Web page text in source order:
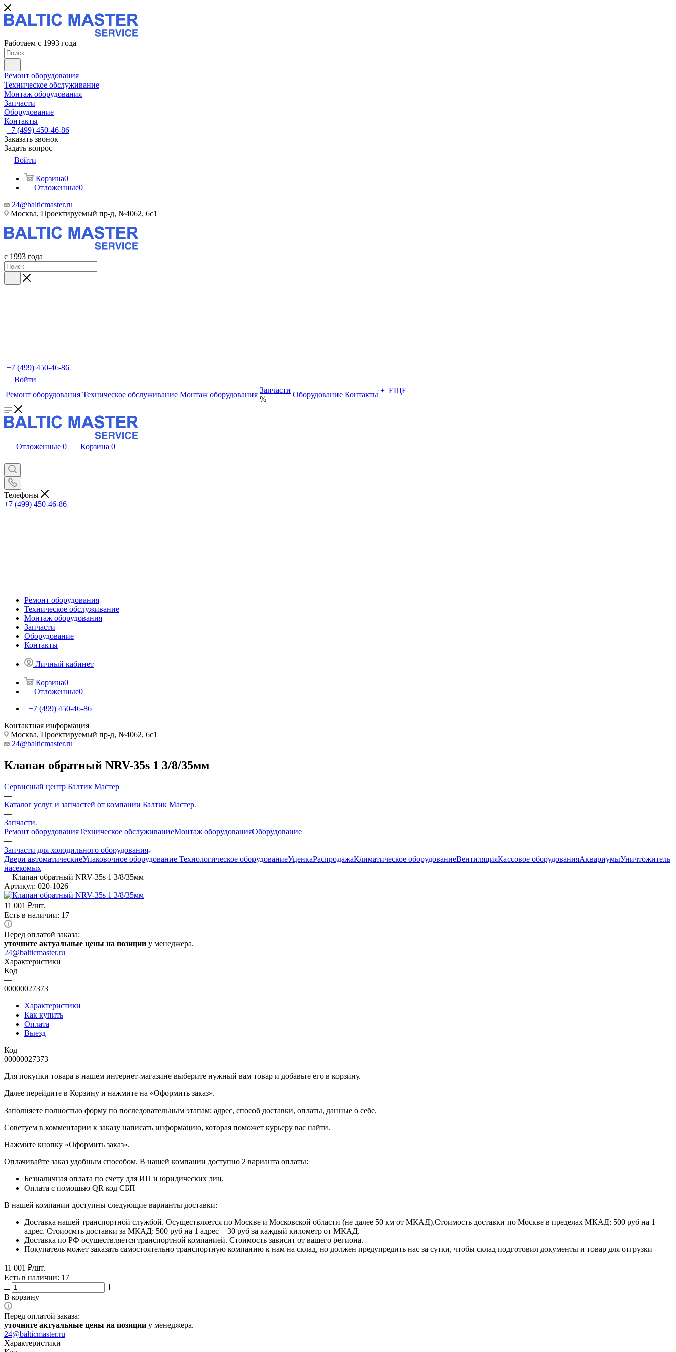
Работаем с 1993 года
Ремонт оборудования
Техническое обслуживание
Монтаж оборудования
Запчасти
Оборудование
Контакты
+7 (499) 450-46-86
Заказать звонок
Задать вопрос
Войти
Корзина0
Отложенные0
24@balticmaster.ru
Москва, Проектируемый пр-д, №4062, 6с1
с 1993 года
+7 (499) 450-46-86
Войти
Ремонт оборудования Техническое обслуживание Монтаж оборудования
Запчасти
%
Оборудование Контакты + ЕЩЕ
Отложенные 0 Корзина 0
Телефоны
+7 (499) 450-46-86
Ремонт оборудования
Техническое обслуживание
Монтаж оборудования
Запчасти
Оборудование
Контакты
Личный кабинет
Корзина0
Отложенные0
+7 (499) 450-46-86
Контактная информация
Москва, Проектируемый пр-д, №4062, 6с1
24@balticmaster.ru
Клапан обратный NRV-35s 1 3/8/35мм
Сервисный центр Балтик Мастер
—
Каталог услуг и запчастей от компании Балтик Мастер
—
Запчасти
Ремонт оборудованияТехническое обслуживаниеМонтаж оборудованияОборудование
—
Запчасти для холодильного оборудования
Двери автоматическиеУпаковочное оборудование Технологическое оборудованиеУценкаРаспродажаКлиматическое оборудованиеВентиляцияКассовое оборудованияАквариумыУничтожитель
насекомых
—Клапан обратный NRV-35s 1 3/8/35мм
Артикул: 020-1026
11 001 ₽/шт.
Есть в наличии: 17
Перед оплатой заказа:
уточните актуальные цены на позиции у менеджера.
24@balticmaster.ru
Характеристики
Код
—
00000027373
Характеристики
Как купить
Оплата
Выезд
Код
00000027373
Для покупки товара в нашем интернет-магазине выберите нужный вам товар и добавьте его в корзину.
Далее перейдите в Корзину и нажмите на «Оформить заказ».
​​​​​​​Заполняете полностью форму по последовательным этапам: адрес, способ доставки, оплаты, данные о себе.
​​​​​​​Советуем в комментарии к заказу написать информацию, которая поможет курьеру вас найти.
​​​​​​​Нажмите кнопку «Оформить заказ».
Оплачивайте заказ удобным способом. В нашей компании доступно 2 варианта оплаты:
Безналичная оплата по счету для ИП и юридических лиц.
Оплата с помощью QR код СБП
В нашей компании доступны следующие варианты доставки:
Доставка нашей транспортной службой. Осуществляется по Москве и Московской области (не далее 50 км от МКАД).Стоимость доставки по Москве в пределах МКАД: 500 руб на 1
адрес. Стоиосмть доставки за МКАД: 500 руб на 1 адрес + 30 руб за каждый километр от МКАД.
Доставка по РФ осуществляется транспортной компанией. Стоимость зависит от вашего региона.
Покупатель может заказать самостоятельно транспортную компанию к нам на склад, но должен предупредить нас за сутки, чтобы склад подготовил документы и товар для отгрузки
11 001 ₽/шт.
Есть в наличии: 17
В корзину
Перед оплатой заказа:
уточните актуальные цены на позиции у менеджера.
24@balticmaster.ru
Характеристики